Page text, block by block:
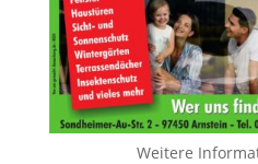
Weitere